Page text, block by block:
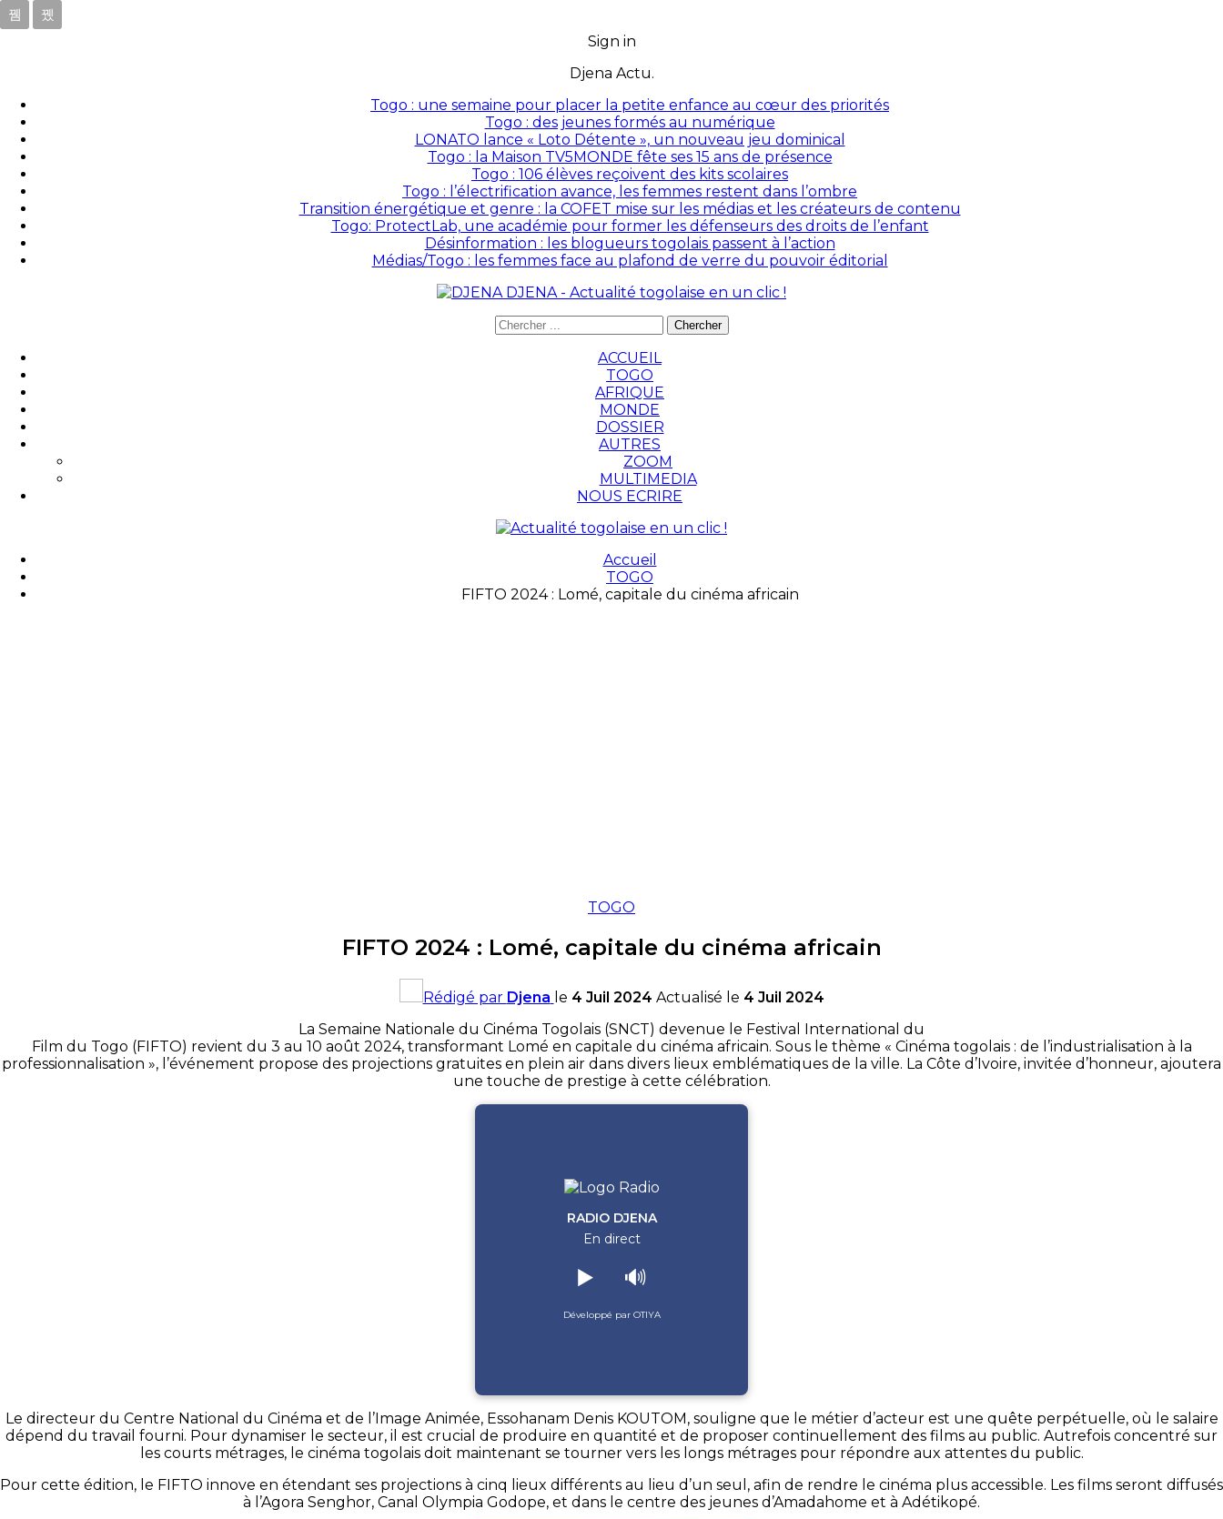
Sign in
Djena Actu.
Togo : une semaine pour placer la petite enfance au cœur des priorités
Togo : des jeunes formés au numérique
LONATO lance « Loto Détente », un nouveau jeu dominical
Togo : la Maison TV5MONDE fête ses 15 ans de présence
Togo : 106 élèves reçoivent des kits scolaires
Togo : l’électrification avance, les femmes restent dans l’ombre
Transition énergétique et genre : la COFET mise sur les médias et les créateurs de contenu
Togo: ProtectLab, une académie pour former les défenseurs des droits de l’enfant
Désinformation : les blogueurs togolais passent à l’action
Médias/Togo : les femmes face au plafond de verre du pouvoir éditorial
DJENA - Actualité togolaise en un clic !
ACCUEIL
TOGO
AFRIQUE
MONDE
DOSSIER
AUTRES
ZOOM
MULTIMEDIA
NOUS ECRIRE
Accueil
TOGO
FIFTO 2024 : Lomé, capitale du cinéma africain
TOGO
FIFTO 2024 : Lomé, capitale du cinéma africain
Rédigé par Djena le 4 Juil 2024 Actualisé le 4 Juil 2024
La Semaine Nationale du Cinéma Togolais (SNCT) devenue le Festival International du
Film du Togo (FIFTO) revient du 3 au 10 août 2024, transformant Lomé en capitale du cinéma africain. Sous le thème « Cinéma togolais : de l’industrialisation à la
professionnalisation », l’événement propose des projections gratuites en plein air dans divers lieux emblématiques de la ville. La Côte d’Ivoire, invitée d’honneur, ajoutera
une touche de prestige à cette célébration.
RADIO DJENA
En direct
▶️ 🔊
Développé par OTIYA
Le directeur du Centre National du Cinéma et de l’Image Animée, Essohanam Denis KOUTOM, souligne que le métier d’acteur est une quête perpétuelle, où le salaire
dépend du travail fourni. Pour dynamiser le secteur, il est crucial de produire en quantité et de proposer continuellement des films au public. Autrefois concentré sur
les courts métrages, le cinéma togolais doit maintenant se tourner vers les longs métrages pour répondre aux attentes du public.
Pour cette édition, le FIFTO innove en étendant ses projections à cinq lieux différents au lieu d’un seul, afin de rendre le cinéma plus accessible. Les films seront diffusés
à l’Agora Senghor, Canal Olympia Godope, et dans le centre des jeunes d’Amadahome et à Adétikopé.